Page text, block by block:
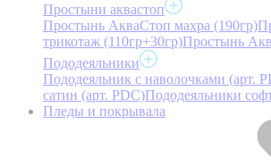
Простыни аквастоп
Простынь АкваСтоп махра (190гр)
трикотаж (110гр+30гр)Простынь
Пододеяльники
Пододеяльник с наволочками (арт.
сатин (арт. PDC)Пододеяльники
Пледы и покрывала